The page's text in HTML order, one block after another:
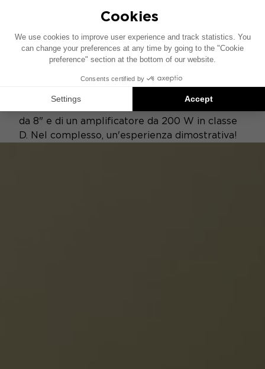
TECNOLOGIE
Sib evo è dotato di un diffusore Polyflex e di un
tweeter a cupola in tessuto ad alto volume per
subwoofer Cub Evo è dotato di un trasduttore
da 8" e di un amplificatore da 200 W in classe
D. Nel complesso, un'esperienza dimostrativa!